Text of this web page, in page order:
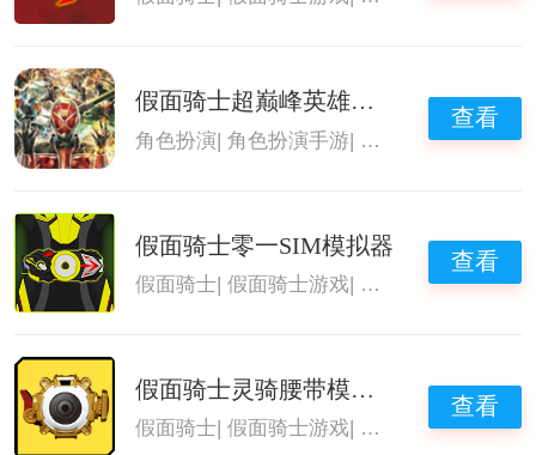
假面骑士超巅峰英雄全人物
角色扮演|角色扮演手游| 假面骑士|假面骑
查看
假面骑士零一SIM模拟器
假面骑士|假面骑士游戏| 假面骑士腰带模拟
查看
假面骑士灵骑腰带模拟器SIM版
假面骑士 |假面骑士游戏 假面骑士腰带模拟
查看